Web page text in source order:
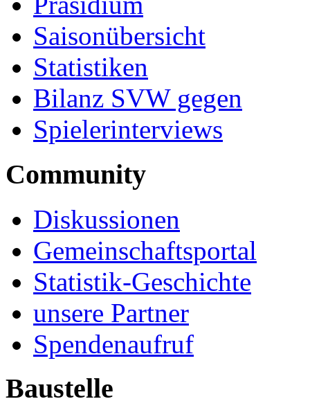
Saisonübersicht
Statistiken
Bilanz SVW gegen
Spielerinterviews
Community
Diskussionen
Gemeinschaftsportal
Statistik-Geschichte
unsere Partner
Spendenaufruf
Baustelle